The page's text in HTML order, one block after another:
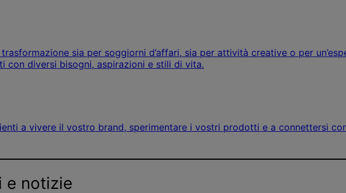
sia per soggiorni d’affari, sia per attività creative o per
con diversi bisogni, aspirazioni e stili di vita.
a vivere il vostro brand, sperimentare i vostri prodotti e a connettersi
e notizie